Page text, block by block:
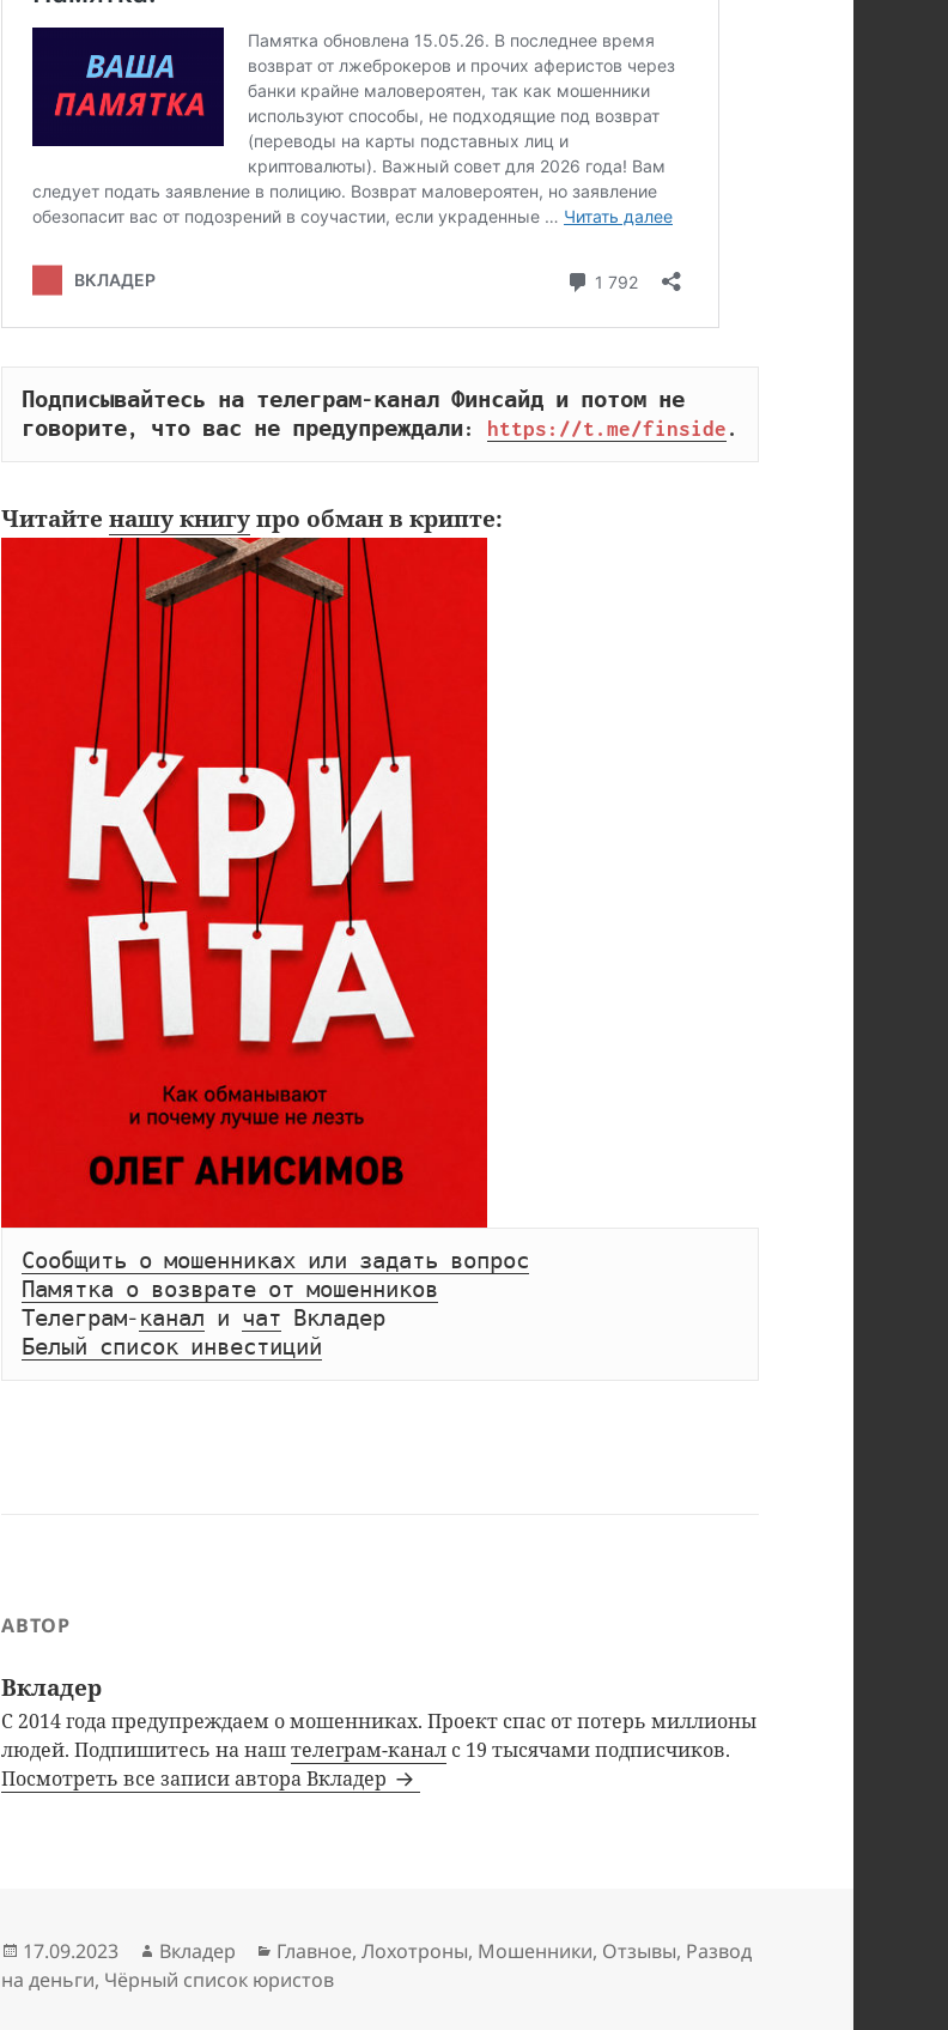
Подписывайтесь на телеграм-канал Финсайд и потом не
говорите, что вас не предупреждали: https://t.me/finside .
Читайтенашу книгупро обман в крипте:
Сообщить о мошенниках или задать вопрос
Памятка о возврате от мошенников
Телеграм- канал и чат
Вкладер
Белый список инвестиций
АВТОР
Вкладер
С 2014 года предупреждаем о мошенниках. Проект спас от потерь миллионы
людей. Подпишитесь на наштелеграм-канал с 19 тысячами подписчиков.
Посмотреть все записи автора Вкладер
Опубликовано
17.09.2023 Автор
Вкладер Рубрики
Главное,Лохотроны, Мошенники, Отзывы, Развод
на деньги, Чёрный список юристов